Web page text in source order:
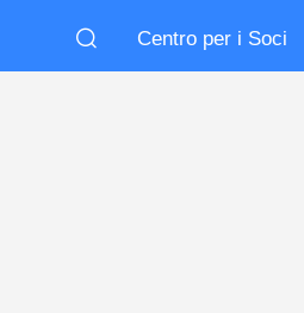
Centro per i Soci